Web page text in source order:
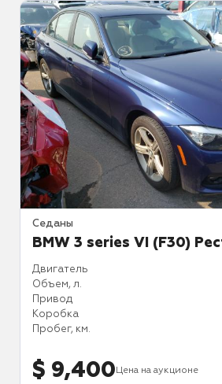
Седаны
BMW 3 series VI (F30)
Двигатель
Объем, л.
Привод
Коробка
Пробег, км.
$ 9,400 Цена на аукционе